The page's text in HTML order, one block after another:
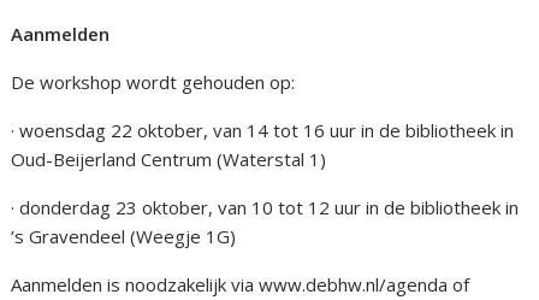
Aanmelden
De workshop wordt gehouden op:
· woensdag 22 oktober, van 14 tot 16 uur in de bibliotheek in
Oud-Beijerland Centrum (Waterstal 1)
· donderdag 23 oktober, van 10 tot 12 uur in de bibliotheek in
’s Gravendeel (Weegje 1G)
Aanmelden is noodzakelijk via www.debhw.nl/agenda of